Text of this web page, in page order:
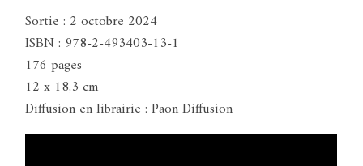
Sortie : 2 octobre 2024
ISBN : 978-2-493403-13-1
176 pages
12 x 18,3 cm
Diffusion en librairie : Paon Diffusion